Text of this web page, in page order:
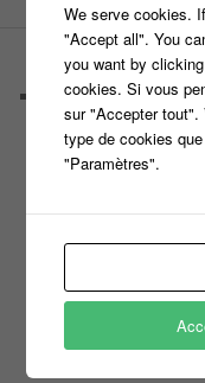
PAGES
Castings
C’est quoi un
C’est quoi un
Harry
Slam
C’est quoi un
Les 12 coups de
N’oubliez Pas
We serve cookies.
"Accept all". You
you want by
cookies. Si vous
sur "Accepter tout".
type de cookies
"Paramètres".